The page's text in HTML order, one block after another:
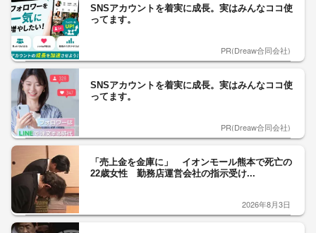
SNSアカウントを着実に成長。実はみんなココ使
ってます。
PR(Dreaw合同会社)
SNSアカウントを着実に成長。実はみんなココ使
ってます。
PR(Dreaw合同会社)
「売上金を金庫に」 イオンモール熊本で死亡の
22歳女性 勤務店運営会社の指示受け...
2026年8月3日